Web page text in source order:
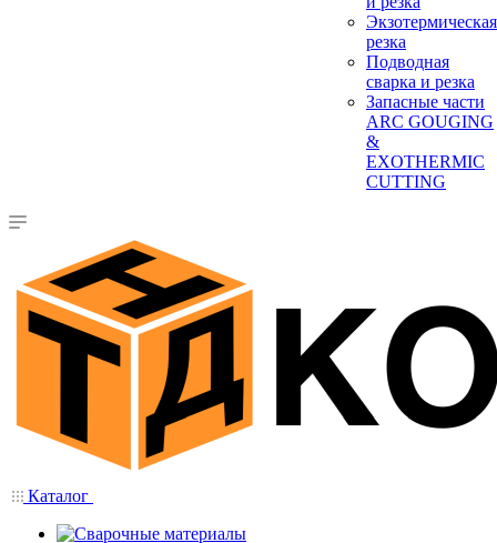
Экзотермическая
резка
Подводная
сварка и резка
Запасные части
ARC GOUGING
&
EXOTHERMIC
CUTTING
Каталог